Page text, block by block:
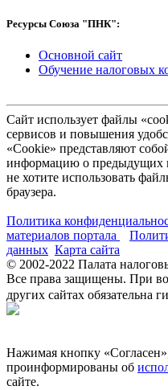
Ресурсы Союза "ПНК":
Основной сайт
Обучение налоговых
Сайт использует файлы
сервисов и повышения
«Cookie» представляют
информацию о предыдущих
не хотите использовать
браузера.
Политика
материалов портала
данных Карта сайта
© 2002-2022 Палата
Все права защищены. При
других сайтах обязательна
Нажимая кнопку
проинформированы об
сайте.